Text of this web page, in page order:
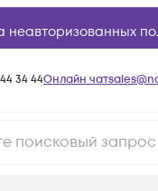
неавторизованных
34 44Онлайн чат